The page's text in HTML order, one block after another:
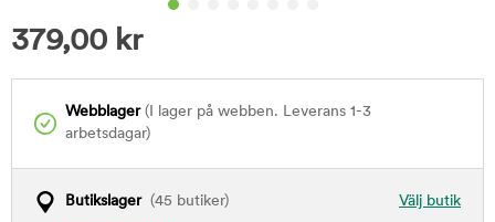
379,00 kr
Webblager(I lager på webben. Leverans 1-3
arbetsdagar)
Välj butik
Butikslager(45 butiker)